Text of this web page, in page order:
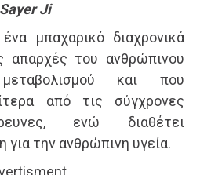
Ji
μπαχαρικό διαχρονικά
απαρχές του ανθρώπινου
και που
από τις σύγχρονες
ενώ διαθέτει
για την ανθρώπινη υγεία.